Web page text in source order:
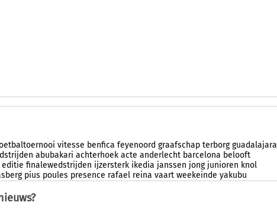
vitesse benfica feyenoord graafschap terborg guadalajara
abubakari achterhoek acte anderlecht barcelona belooft
editie finalewedstrijden ijzersterk ikedia janssen jong junioren knol
pius poules presence rafael reina vaart weekeinde yakubu